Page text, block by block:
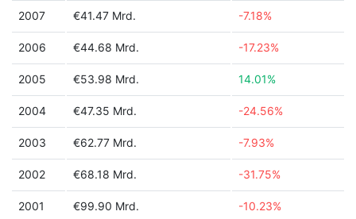
2007 €41.47 Mrd. -7.18%
2006 €44.68 Mrd. -17.23%
2005 €53.98 Mrd. 14.01%
2004 €47.35 Mrd. -24.56%
2003 €62.77 Mrd. -7.93%
2002 €68.18 Mrd. -31.75%
2001 €99.90 Mrd. -10.23%